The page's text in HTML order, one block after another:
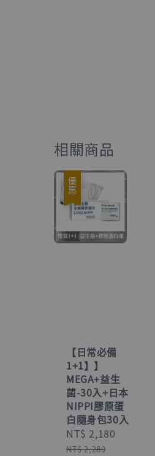
相關商品
優惠
【日常必備
1+1】】
MEGA+益生
菌-30入+日本
NIPPI膠原蛋
白隨身包30入
Sale
price
NT$ 2,180
NT$ 2,280